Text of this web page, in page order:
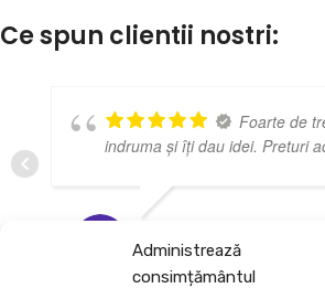
Administrează
consimțământul
Ce spun clientii nostri:
Foarte de
indruma și îți dau idei. Preturi
NOIEMBRIE 3, 2024